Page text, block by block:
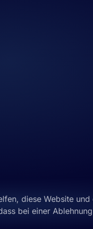
diese Website
bei einer